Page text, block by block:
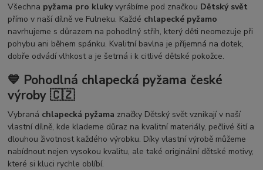
Všechna pyžama pro klukyvyrábíme pod značkou Dětský svět
přímo v naší dílně ve Fulneku. Každé chlapecké pyžamo
navrhujeme s důrazem na pohodlný střih, který děti neomezuje při
pohybu ani během spánku. Kvalitní bavlna je příjemná na dotek,
dobře odvádí vlhkost a je šetrná i k citlivé dětské pokožce.
💙 Pohodlná chlapecká pyžama české
výroby 🇨🇿
Vybraná chlapecká pyžama značky Dětský svět vznikají v naší
vlastní dílně, kde klademe důraz na kvalitní materiály, pečlivé šití a
dlouhou životnost každého výrobku. Díky vlastní výrobě můžeme
nabídnout nejen vysokou kvalitu, ale také originální dětské motivy,
které si kluci rychle oblíbí.